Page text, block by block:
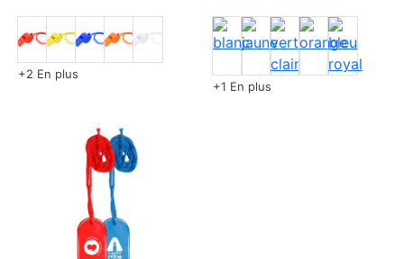
+2 En plus
+1 En plus